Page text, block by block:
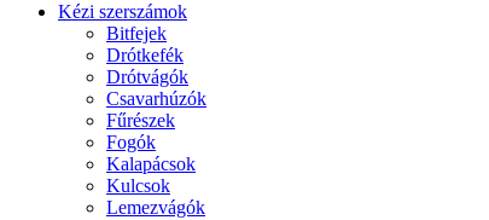
Kézi szerszámok
Bitfejek
Drótkefék
Drótvágók
Csavarhúzók
Fűrészek
Fogók
Kalapácsok
Kulcsok
Lemezvágók